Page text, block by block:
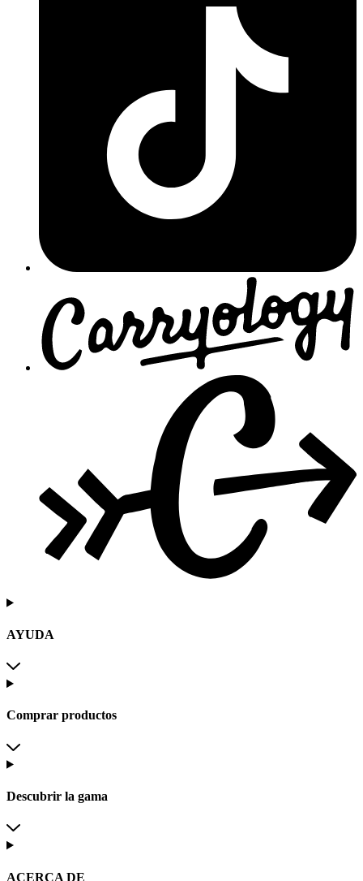
AYUDA
Comprar productos
Descubrir la gama
ACERCA DE